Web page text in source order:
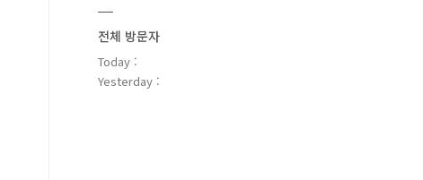
전체 방문자
Today :
Yesterday :